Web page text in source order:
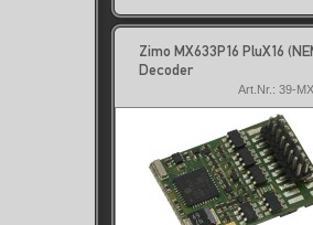
Zimo MX633P16 PluX16
Decoder
Art.Nr.: 39-